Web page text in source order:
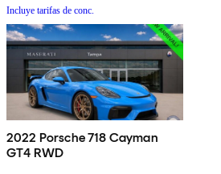
Incluye tarifas de conc.
2022 Porsche 718 Cayman
GT4 RWD